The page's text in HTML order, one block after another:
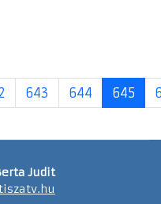
643 644 645
Judit